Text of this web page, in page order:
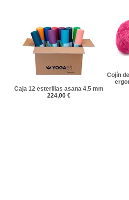
Caja 12 esterillas asana 4,5 mm
224,00 €
Cojín